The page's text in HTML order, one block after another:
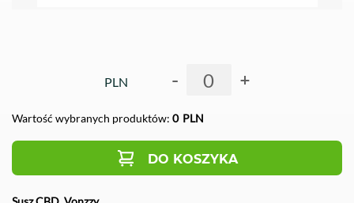
PLN - +
Wartość wybranych produktów: 0 PLN
DO KOSZYKA